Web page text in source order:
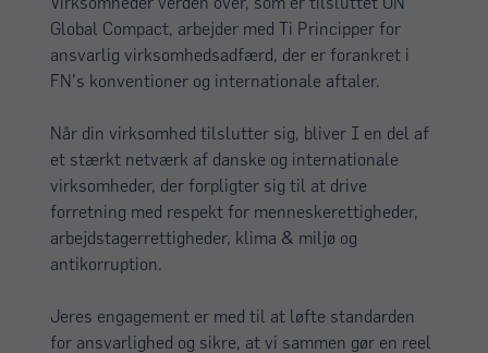
Global Compact, arbejder med Ti Principper for
ansvarlig virksomhedsadfærd, der er forankret i
FN's konventioner og internationale aftaler.
Når din virksomhed tilslutter sig, bliver I en del af
et stærkt netværk af danske og internationale
virksomheder, der forpligter sig til at drive
forretning med respekt for menneskerettigheder,
arbejdstagerrettigheder, klima & miljø og
antikorruption.
Jeres engagement er med til at løfte standarden
for ansvarlighed og sikre, at vi sammen gør en reel